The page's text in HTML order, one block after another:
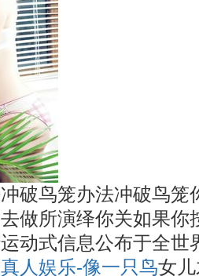
破鸟笼办法冲破鸟笼
做所演绎你关如果你
动式信息公布于全
人娱乐-像一只鸟女